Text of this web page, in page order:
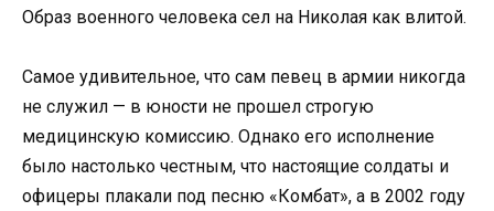
Образ военного человека сел на Николая как влитой.
Самое удивительное, что сам певец в армии никогда
не служил — в юности не прошел строгую
медицинскую комиссию. Однако его исполнение
было настолько честным, что настоящие солдаты и
офицеры плакали под песню «Комбат», а в 2002 году